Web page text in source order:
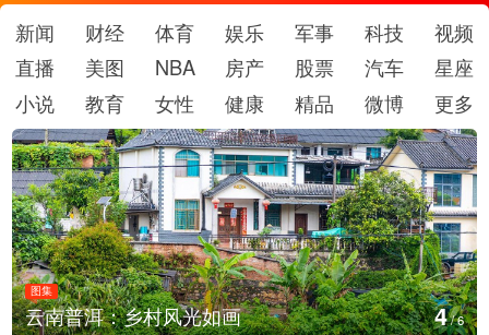
新闻 财经 体育 娱乐 军事 科技
视频
直播
美图 NBA 房产 股票 汽车
星座
小说
教育 女性 健康 精品 微博 更多
图集
安徽长丰：葡萄丰收采摘忙 5/6